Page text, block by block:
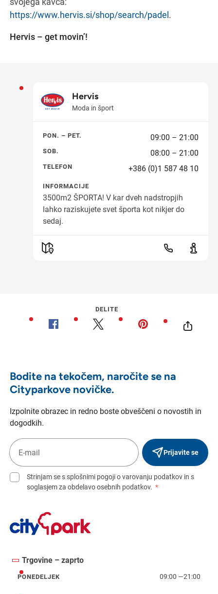
https://www.hervis.si/shop/search/padel .
Hervis – get movin’!
Hervis
Moda in šport
PON. – PET. 09:00 – 21:00
SOB. 08:00 – 21:00
TELEFON +386 (0)1 587 48 10
INFORMACIJE
3500m2 ŠPORTA! V kar dveh nadstropjih
lahko raziskujete svet športa kot nikjer do
sedaj.
DELITE
Bodite na tekočem, naročite se na
Cityparkove novičke.
Izpolnite obrazec in redno boste obveščeni o novostih in
dogodkih.
Prijavite se
Strinjam se s splošnimi pogoji o varovanju podatkov in s
soglasjem za obdelavo osebnih podatkov. *
Trgovine – zaprto
ponedeljek
PONEDELJEK 09:00 —21:00